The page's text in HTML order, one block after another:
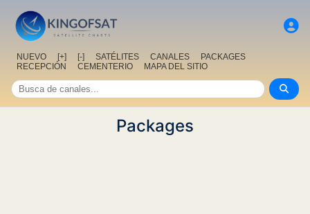
NUEVO [+] [-] SATÉLITES CANALES
PACKAGES
RECEPCIÓN
CEMENTERIO MAPA DEL SITIO
Packages